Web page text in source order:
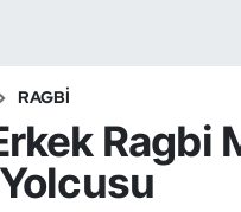
RAGBI
Ragbi